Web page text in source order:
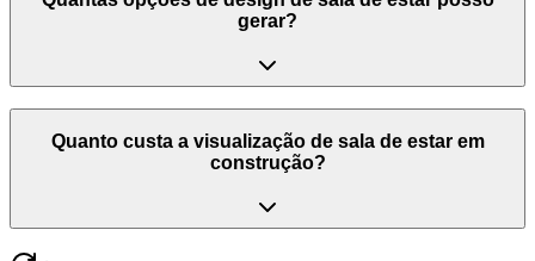
gerar?
Quanto custa a visualização de sala de estar em
construção?